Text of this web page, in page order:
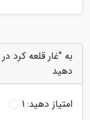
دهید
امتیاز دهید:1